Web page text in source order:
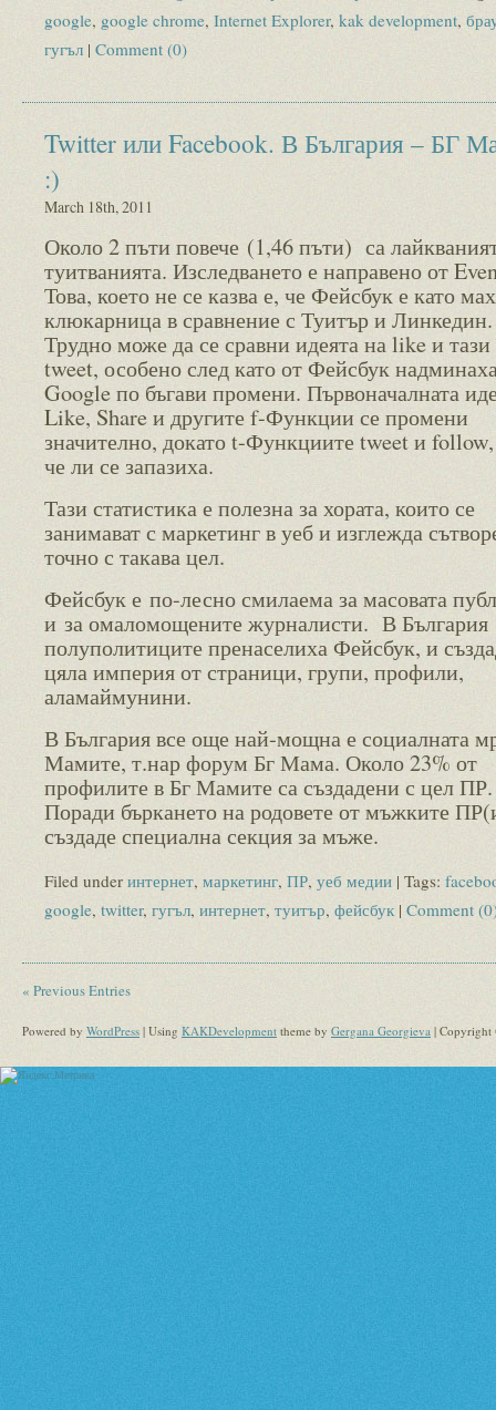
google, google chrome, Internet Explorer, kak development,
гугъл | Comment (0)
Twitter или Facebook. В България – БГ
:)
March 18th, 2011
Около 2 пъти повече (1,46 пъти) са
туитванията. Изследването е направено от
Това, което не се казва е, че Фейсбук е като
клюкарница в сравнение с Туитър и
Трудно може да се сравни идеята на like и тази
tweet, особено след като от Фейсбук
Google по бъгави промени. Първоначалната
Like, Share и другите f-Функции се промени
значително, докато t-Функциите tweet и follow,
че ли се запазиха.
Тази статистика е полезна за хората, които се
занимават с маркетинг в уеб и изглежда
точно с такава цел.
Фейсбук е по-лесно смилаема за масовата
и за омаломощените журналисти. В България
полуполитиците пренаселиха Фейсбук, и
цяла империя от страници, групи, профили,
аламаймунини.
В България все още най-мощна е социалната
Мамите, т.нар форум Бг Мама. Около 23% от
профилите в Бг Мамите са създадени с цел
Поради бъркането на родовете от мъжките
създаде специална секция за мъже.
Filed under интернет, маркетинг, ПР, уеб медии | Tags:
google, twitter, гугъл, интернет, туитър, фейсбук| Comment
« Previous Entries
Powered by WordPress | Using KAKDevelopment theme by Gergana Georgieva | Copyright